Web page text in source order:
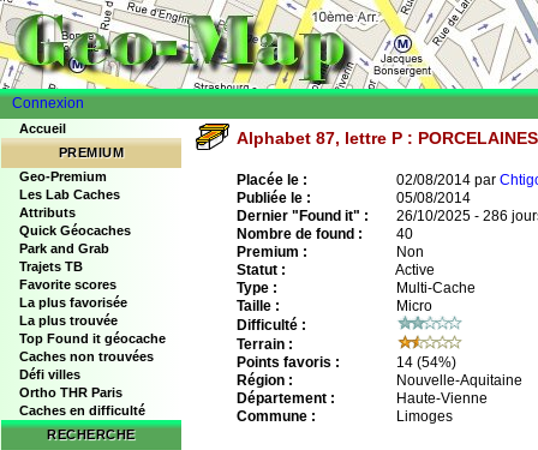
Connexion
Accueil
PREMIUM
Geo-Premium
Les Lab Caches
Attributs
Quick Géocaches
Park and Grab
Trajets TB
Favorite scores
La plus favorisée
La plus trouvée
Top Found it géocache
Caches non trouvées
Défi villes
Ortho THR Paris
Caches en difficulté
RECHERCHE
Alphabet 87, lettre P :
Placée le : 02/08/2014 par
Publiée le :
05/08/2014
Dernier "Found it" :
26/10/2025 - 286
Nombre de found :
40
Premium :
Non
Statut :
Active
Type :
Multi-Cache
Taille :
Micro
Difficulté :
Terrain :
Points favoris :
14 (54%)
Région :
Nouvelle-Aquitaine
Département :
Haute-Vienne
Commune :
Limoges